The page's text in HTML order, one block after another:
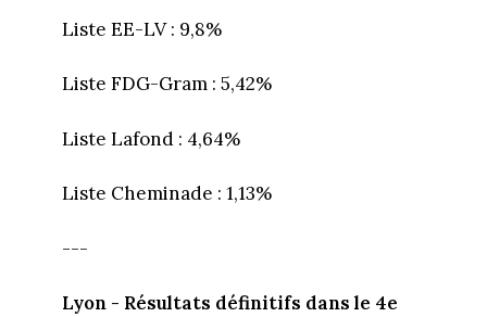
Liste EE-LV : 9,8%
Liste FDG-Gram : 5,42%
Liste Lafond : 4,64%
Liste Cheminade : 1,13%
---
Lyon - Résultats définitifs dans le 4e